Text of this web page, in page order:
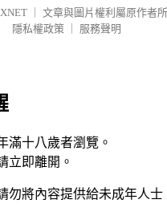
文章與圖片權利屬原作者
隱私權政策
服務聲明
滿十八歲者瀏覽。
立即離開。
勿將內容提供給未成年人士